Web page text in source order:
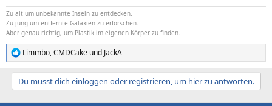
Zu alt um unbekannte Inseln zu entdecken.
Zu jung um entfernte Galaxien zu erforschen.
Aber genau richtig, um Plastik im eigenen Körper zu finden.
R
e
a
Limmbo,CMDCake und JackA
Du musst dich einloggen oder registrieren, um hier zu antworten.